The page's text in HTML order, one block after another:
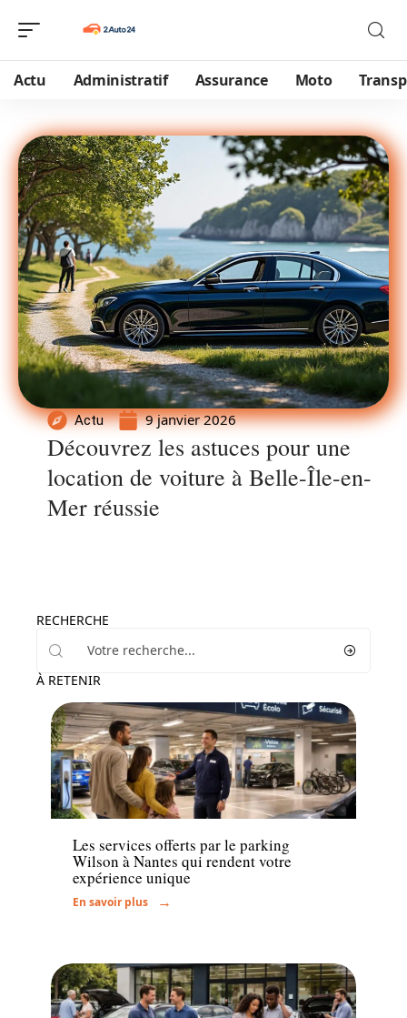
Actu Administratif Assurance Moto
Actu 9 janvier 2026
Découvrez les astuces pour une
location de voiture à Belle-Île-en-
Mer réussie
RECHERCHE
À RETENIR
Actu
Les services offerts par le parking
Wilson à Nantes qui rendent votre
expérience unique
En savoir plus